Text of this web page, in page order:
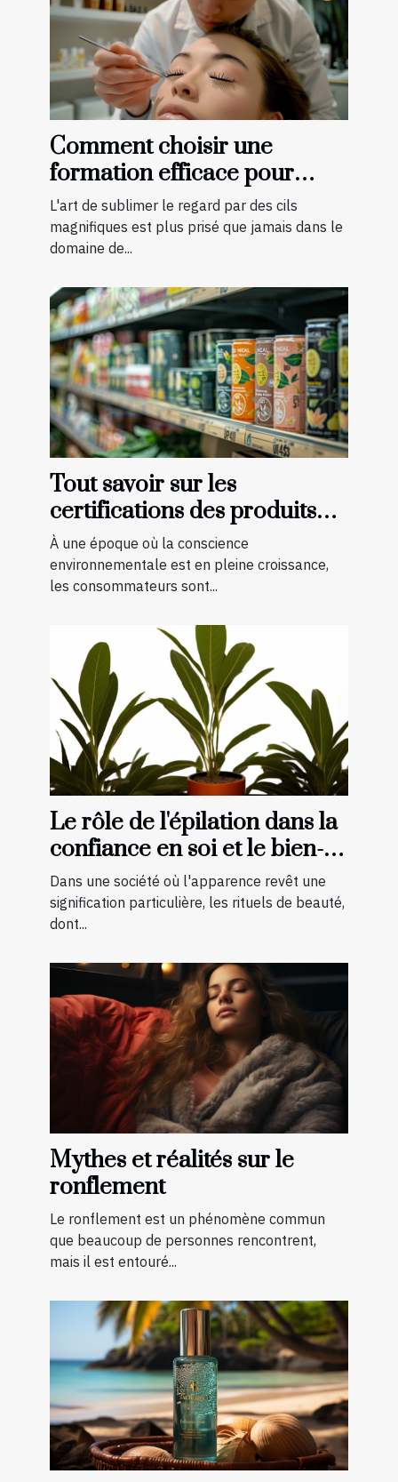
Comment choisir une
formation efficace pour
devenir technicienne de cils
certifiée
L'art de sublimer le regard par des cils
magnifiques est plus prisé que jamais dans le
domaine de...
Tout savoir sur les
certifications des produits
bio et naturels
À une époque où la conscience
environnementale est en pleine croissance,
les consommateurs sont...
Le rôle de l'épilation dans la
confiance en soi et le bien-
être général
Dans une société où l'apparence revêt une
signification particulière, les rituels de beauté,
dont...
Mythes et réalités sur le
ronflement
Le ronflement est un phénomène commun
que beaucoup de personnes rencontrent,
mais il est entouré...